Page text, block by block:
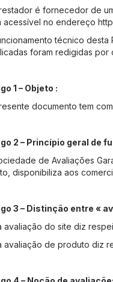
é fornecedor de
acessível no endereço
técnico desta
foram redigidas por
1 – Objeto :
documento tem
2 – Princípio geral de
de Avaliações
disponibiliza aos
3 – Distinção entre «
avaliação do site diz
avaliação de produto diz